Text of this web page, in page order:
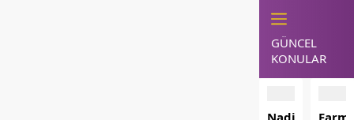
GÜNCEL
KONULAR